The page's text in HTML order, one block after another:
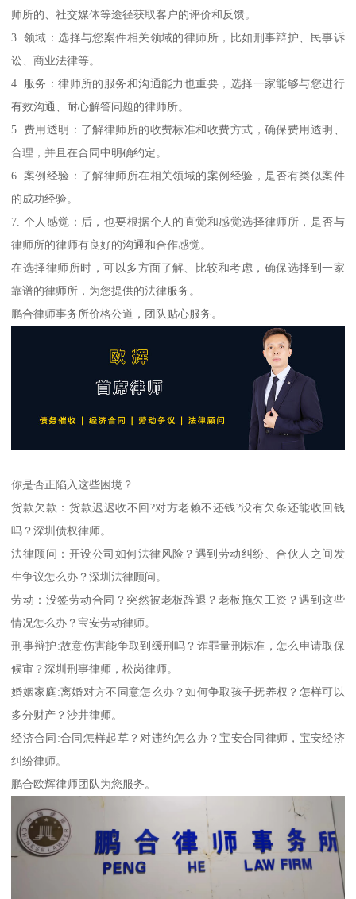
师所的、社交媒体等途径获取客户的评价和反馈。
3. 领域：选择与您案件相关领域的律师所，比如刑事辩护、民事诉
讼、商业法律等。
4. 服务：律师所的服务和沟通能力也重要，选择一家能够与您进行
有效沟通、耐心解答问题的律师所。
5. 费用透明：了解律师所的收费标准和收费方式，确保费用透明、
合理，并且在合同中明确约定。
6. 案例经验：了解律师所在相关领域的案例经验，是否有类似案件
的成功经验。
7. 个人感觉：后，也要根据个人的直觉和感觉选择律师所，是否与
律师所的律师有良好的沟通和合作感觉。
在选择律师所时，可以多方面了解、比较和考虑，确保选择到一家
靠谱的律师所，为您提供的法律服务。
鹏合律师事务所价格公道，团队贴心服务。
你是否正陷入这些困境？
货款欠款：货款迟迟收不回?对方老赖不还钱?没有欠条还能收回钱
吗？深圳债权律师。
法律顾问：开设公司如何法律风险？遇到劳动纠纷、合伙人之间发
生争议怎么办？深圳法律顾问。
劳动：没签劳动合同？突然被老板辞退？老板拖欠工资？遇到这些
情况怎么办？宝安劳动律师。
刑事辩护:故意伤害能争取到缓刑吗？诈罪量刑标准，怎么申请取保
候审？深圳刑事律师，松岗律师。
婚姻家庭:离婚对方不同意怎么办？如何争取孩子抚养权？怎样可以
多分财产？沙井律师。
经济合同:合同怎样起草？对违约怎么办？宝安合同律师，宝安经济
纠纷律师。
鹏合欧辉律师团队为您服务。